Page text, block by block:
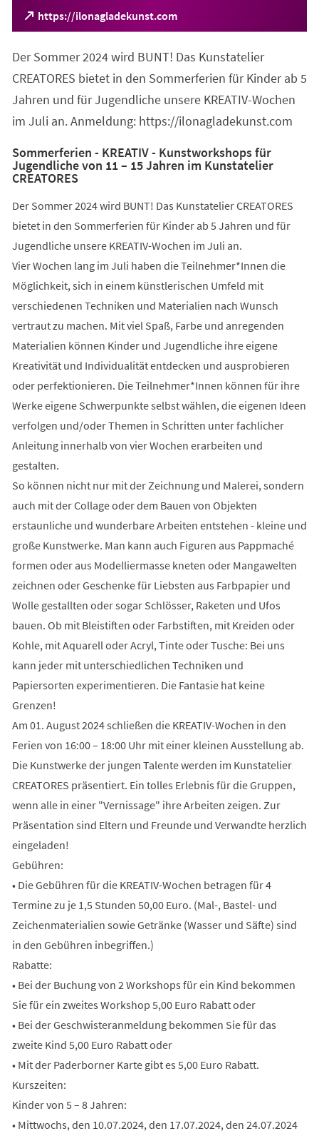
https://ilonagladekunst.com
(Öffnet
in
neuen
Tab)
Der Sommer 2024 wird BUNT! Das Kunstatelier
CREATORES bietet in den Sommerferien für Kinder ab 5
Jahren und für Jugendliche unsere KREATIV-Wochen
im Juli an. Anmeldung: https://ilonagladekunst.com
Sommerferien - KREATIV - Kunstworkshops für
Jugendliche von 11 – 15 Jahren im Kunstatelier
CREATORES
Der Sommer 2024 wird BUNT! Das Kunstatelier CREATORES
bietet in den Sommerferien für Kinder ab 5 Jahren und für
Jugendliche unsere KREATIV-Wochen im Juli an.
Vier Wochen lang im Juli haben die Teilnehmer*Innen die
Möglichkeit, sich in einem künstlerischen Umfeld mit
verschiedenen Techniken und Materialien nach Wunsch
vertraut zu machen. Mit viel Spaß, Farbe und anregenden
Materialien können Kinder und Jugendliche ihre eigene
Kreativität und Individualität entdecken und ausprobieren
oder perfektionieren. Die Teilnehmer*Innen können für ihre
Werke eigene Schwerpunkte selbst wählen, die eigenen Ideen
verfolgen und/oder Themen in Schritten unter fachlicher
Anleitung innerhalb von vier Wochen erarbeiten und
gestalten.
So können nicht nur mit der Zeichnung und Malerei, sondern
auch mit der Collage oder dem Bauen von Objekten
erstaunliche und wunderbare Arbeiten entstehen - kleine und
große Kunstwerke. Man kann auch Figuren aus Pappmaché
formen oder aus Modelliermasse kneten oder Mangawelten
zeichnen oder Geschenke für Liebsten aus Farbpapier und
Wolle gestallten oder sogar Schlösser, Raketen und Ufos
bauen. Ob mit Bleistiften oder Farbstiften, mit Kreiden oder
Kohle, mit Aquarell oder Acryl, Tinte oder Tusche: Bei uns
kann jeder mit unterschiedlichen Techniken und
Papiersorten experimentieren. Die Fantasie hat keine
Grenzen!
Am 01. August 2024 schließen die KREATIV-Wochen in den
Ferien von 16:00 – 18:00 Uhr mit einer kleinen Ausstellung ab.
Die Kunstwerke der jungen Talente werden im Kunstatelier
CREATORES präsentiert. Ein tolles Erlebnis für die Gruppen,
wenn alle in einer "Vernissage" ihre Arbeiten zeigen. Zur
Präsentation sind Eltern und Freunde und Verwandte herzlich
eingeladen!
Gebühren:
• Die Gebühren für die KREATIV-Wochen betragen für 4
Termine zu je 1,5 Stunden 50,00 Euro. (Mal-, Bastel- und
Zeichenmaterialien sowie Getränke (Wasser und Säfte) sind
in den Gebühren inbegriffen.)
Rabatte:
• Bei der Buchung von 2 Workshops für ein Kind bekommen
Sie für ein zweites Workshop 5,00 Euro Rabatt oder
• Bei der Geschwisteranmeldung bekommen Sie für das
zweite Kind 5,00 Euro Rabatt oder
• Mit der Paderborner Karte gibt es 5,00 Euro Rabatt.
Kurszeiten:
Kinder von 5 – 8 Jahren:
• Mittwochs, den 10.07.2024, den 17.07.2024, den 24.07.2024